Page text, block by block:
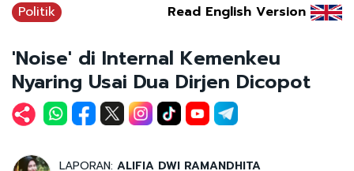
Politik Read English Version
'Noise' di Internal Kemenkeu
Nyaring Usai Dua Dirjen Dicopot
LAPORAN: ALIFIA DWI RAMANDHITA